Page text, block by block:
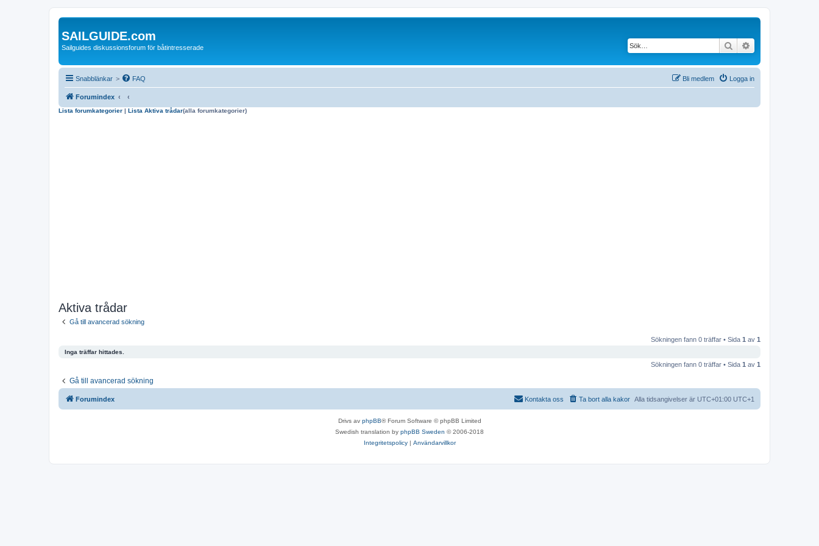
SAILGUIDE.com
Sailguides diskussionsforum för båtintresserade Sök
Snabblänkar > FAQ Logga in
Bli medlem
Forumindex
Lista forumkategorier | Lista Aktiva trådar(alla forumkategorier)
Aktiva trådar
Gå till avancerad sökning
Sökningen fann 0 träffar • Sida 1 av 1
Inga träffar hittades.
Sökningen fann 0 träffar • Sida 1 av 1
Gå till avancerad sökning
Forumindex Alla tidsangivelser är UTC+01:00 UTC+1
Ta bort alla kakor
Kontakta oss
Drivs av phpBB® Forum Software © phpBB Limited
Swedish translation by phpBB Sweden © 2006-2018
Integritetspolicy| Användarvillkor